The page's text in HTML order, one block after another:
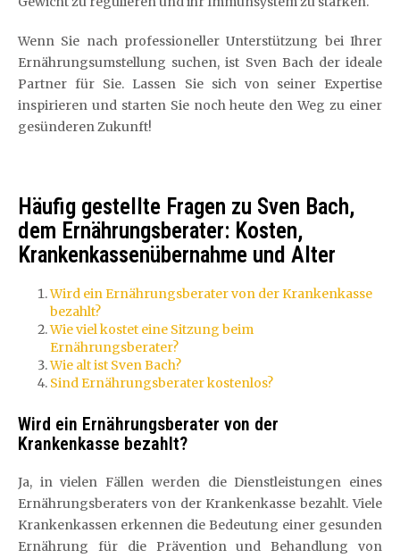
Wenn Sie nach professioneller Unterstützung bei Ihrer
Ernährungsumstellung suchen, ist Sven Bach der ideale
Partner für Sie. Lassen Sie sich von seiner Expertise
inspirieren und starten Sie noch heute den Weg zu einer
gesünderen Zukunft!
Häufig gestellte Fragen zu Sven Bach,
dem Ernährungsberater: Kosten,
Krankenkassenübernahme und Alter
Wird ein Ernährungsberater von der Krankenkasse
bezahlt?
Wie viel kostet eine Sitzung beim
Ernährungsberater?
Wie alt ist Sven Bach?
Sind Ernährungsberater kostenlos?
Wird ein Ernährungsberater von der
Krankenkasse bezahlt?
Ja, in vielen Fällen werden die Dienstleistungen eines
Ernährungsberaters von der Krankenkasse bezahlt. Viele
Krankenkassen erkennen die Bedeutung einer gesunden
Ernährung für die Prävention und Behandlung von